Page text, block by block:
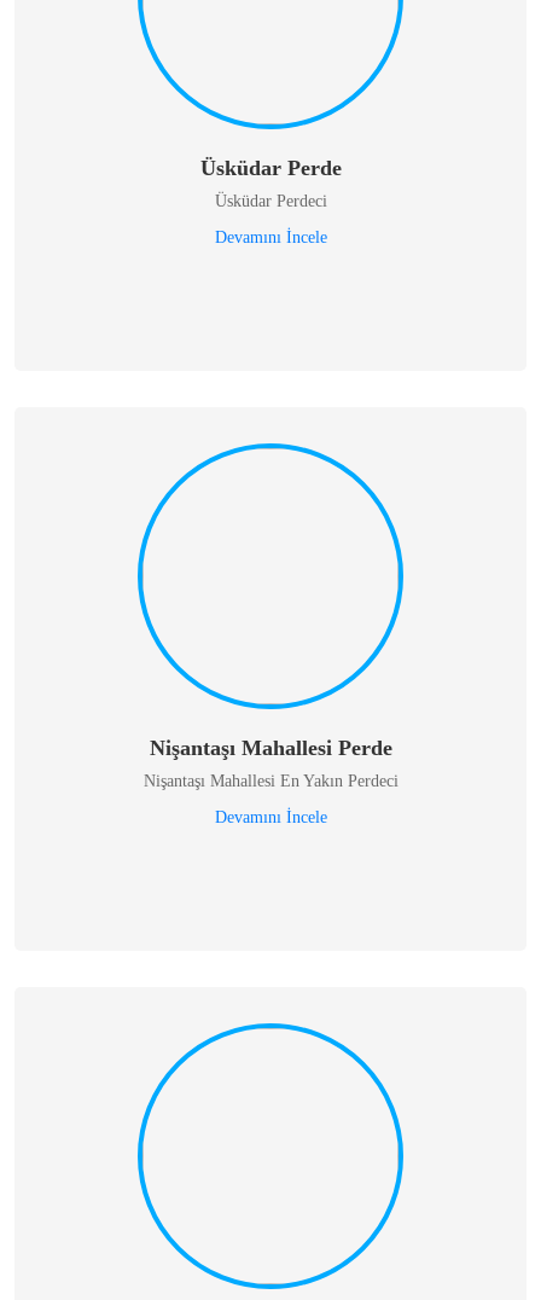
Üsküdar Perde
Üsküdar Perdeci
Devamını İncele
Nişantaşı Mahallesi Perde
Nişantaşı Mahallesi En Yakın Perdeci
Devamını İncele